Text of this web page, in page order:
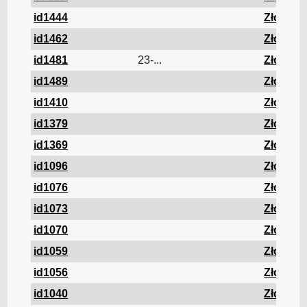
id1444
Złom
id1462
Złom
id1481
23-...
Złom
id1489
Złom
id1410
Złom
id1379
Złom
id1369
Złom
id1096
Złom
id1076
Złom
id1073
Złom
id1070
Złom
id1059
Złom
id1056
Złom
id1040
Złom